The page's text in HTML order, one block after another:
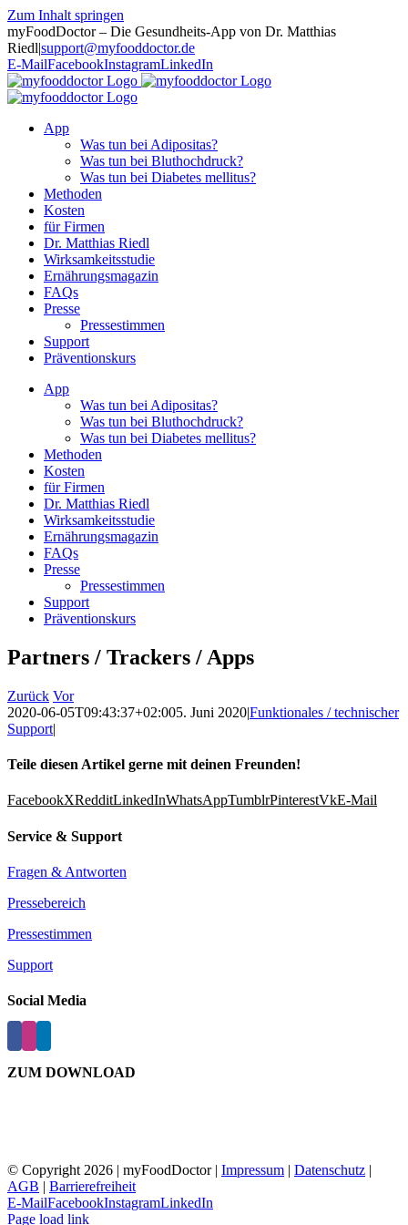
Zum Inhalt springen
myFoodDoctor – Die Gesundheits-App von Dr. Matthias
Riedl|support@myfooddoctor.de
E-MailFacebookInstagramLinkedIn
App
Was tun bei Adipositas?
Was tun bei Bluthochdruck?
Was tun bei Diabetes mellitus?
Methoden
Kosten
für Firmen
Dr. Matthias Riedl
Wirksamkeitsstudie
Ernährungsmagazin
FAQs
Presse
Pressestimmen
Support
Präventionskurs
App
Was tun bei Adipositas?
Was tun bei Bluthochdruck?
Was tun bei Diabetes mellitus?
Methoden
Kosten
für Firmen
Dr. Matthias Riedl
Wirksamkeitsstudie
Ernährungsmagazin
FAQs
Presse
Pressestimmen
Support
Präventionskurs
Partners / Trackers / Apps
Zurück Vor
2020-06-05T09:43:37+02:005. Juni 2020|Funktionales / technischer
Support|
Teile diesen Artikel gerne mit deinen Freunden!
FacebookXRedditLinkedInWhatsAppTumblrPinterestVkE-Mail
Service & Support
Fragen & Antworten
Pressebereich
Pressestimmen
Support
Social Media
ZUM DOWNLOAD
© Copyright 2026 | myFoodDoctor | Impressum | Datenschutz |
AGB | Barrierefreiheit
E-MailFacebookInstagramLinkedIn
Page load link